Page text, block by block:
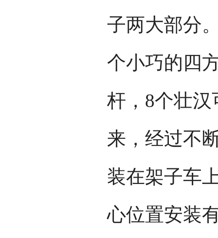
子两大部分
个小巧的四
杆，8个壮
来，经过不
装在架子车
心位置安装